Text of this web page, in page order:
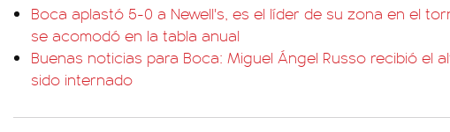
Boca aplastó 5-0 a Newell's, es el líder de su zona en el
se acomodó en la tabla anual
Buenas noticias para Boca: Miguel Ángel Russo recibió el
sido internado